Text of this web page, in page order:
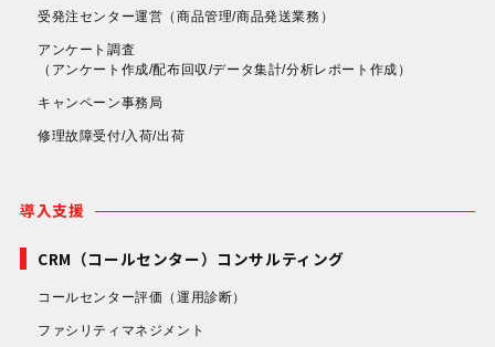
受発注センター運営 （商品管理/商品発送業務）
アンケート調査
（アンケート作成/配布回収/データ集計/分析レポート作成）
キャンペーン事務局
修理故障受付/入荷/出荷
導入支援
CRM（コールセンター）コンサルティング
コールセンター評価 （運用診断）
ファシリティマネジメント